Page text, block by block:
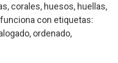
corales, huesos, huellas,
con etiquetas:
ordenado,